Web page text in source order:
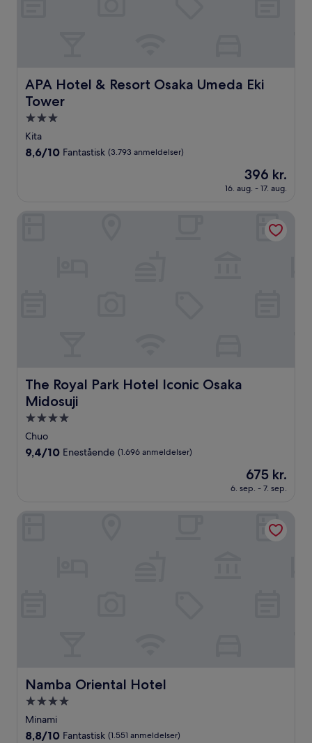
APA Hotel & Resort Osaka Umeda Eki
Tower
APA Hotel & Resort Osaka Umeda Eki Tower
3.0-
stjernet
overnatningssted
Kita
8.6
(3.793
8,6/10 Fantastisk (3.793 anmeldelser)
Prisen
er
396 kr.
396 kr.
16. aug. - 17. aug.
The Royal Park Hotel Iconic Osaka
Midosuji
The Royal Park Hotel Iconic Osaka Midosuji
4.0-
stjernet
overnatningssted
Chuo
9.4
(1.696
9,4/10 Enestående (1.696 anmeldelser)
Prisen
er
675 kr.
675 kr.
6. sep. - 7. sep.
Namba Oriental Hotel
Namba Oriental Hotel
4.0-
stjernet
overnatningssted
Minami
8.8
8,8/10 Fantastisk (1.551 anmeldelser)